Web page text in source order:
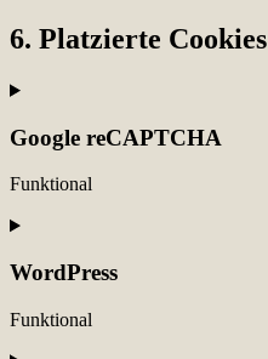
6. Platzierte Cookies
Google reCAPTCHA
Funktional
Consent
service
recaptcha
WordPress
Funktional